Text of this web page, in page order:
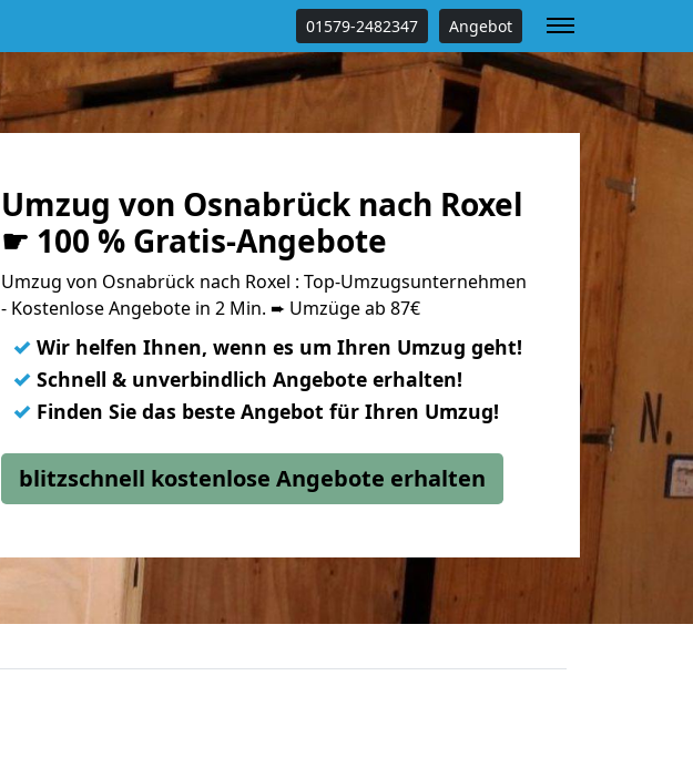
01579-2482347 Angebot
Umzug von Osnabrück nach Roxel
☛ 100 % Gratis-Angebote
Umzug von Osnabrück nach Roxel : Top-Umzugsunternehmen
- Kostenlose Angebote in 2 Min. ➨ Umzüge ab 87€
✓ Wir helfen Ihnen, wenn es um Ihren Umzug geht!
✓ Schnell & unverbindlich Angebote erhalten!
✓ Finden Sie das beste Angebot für Ihren Umzug!
blitzschnell kostenlose Angebote erhalten